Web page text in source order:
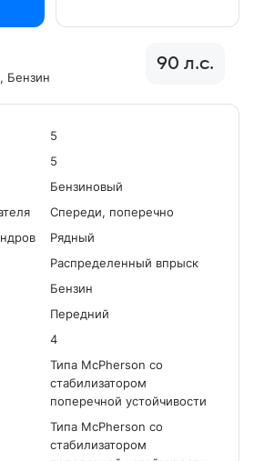
, Бензин
90 л.с.
5
5
Бензиновый
Спереди, поперечно
Рядный
Распределенный впрыск
Бензин
Передний
4
Типа McPherson со
стабилизатором
поперечной устойчивости
Типа McPherson со
стабилизатором